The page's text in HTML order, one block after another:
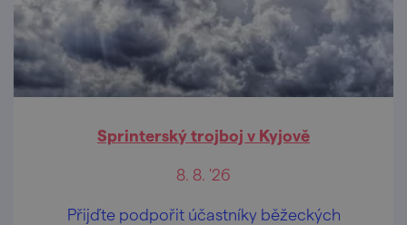
Sprinterský trojboj v Kyjově
8. 8. '26
Přijďte podpořit účastníky běžeckých